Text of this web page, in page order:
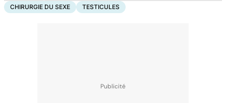
CHIRURGIE DU SEXE TESTICULES